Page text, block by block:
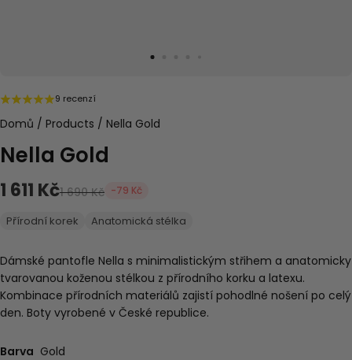
9 recenzí
Domů / Products / Nella Gold
Nella Gold
1 611 Kč1 690 Kč -79 Kč
Přírodní korek Anatomická stélka
Dámské pantofle Nella s minimalistickým střihem a anatomicky
tvarovanou koženou stélkou z přírodního korku a latexu.
Kombinace přírodních materiálů zajistí pohodlné nošení po celý
den. Boty vyrobené v České republice.
Barva Gold